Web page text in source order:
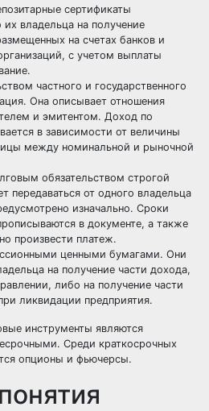
сертификаты
владельца на получение
на счетах банков и
с учетом выплаты
частного и государственного
Она описывает отношения
и эмитентом. Доход по
в зависимости от величины
между номинальной и рыночной
обязательством строгой
передаваться от одного владельца
изначально. Сроки
в документе, а также
произвести платеж.
ценными бумагами. Они
на получение части дохода,
либо на получение части
ликвидации предприятия.
инструменты являются
Среди краткосрочных
опционы и фьючерсы.